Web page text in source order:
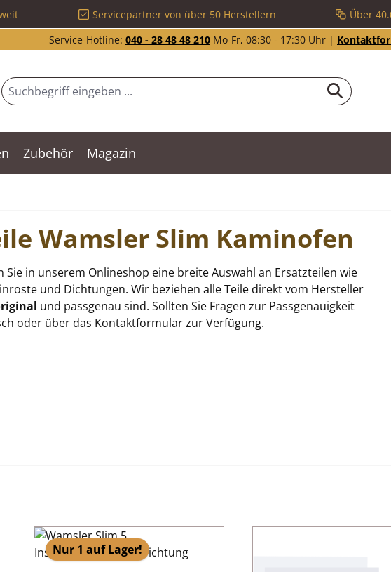
Servicepartner von über 50 Herstellern Über
Service-Hotline: 040 - 28 48 48 210 Mo-Fr, 08:30 - 17:30 Uhr |
Zubehör Magazin
Wamsler Slim Kaminofen
in unserem Onlineshop eine breite Auswahl an Ersatzteilen wie
und Dichtungen. Wir beziehen alle Teile direkt vom Hersteller
und passgenau sind. Sollten Sie Fragen zur Passgenauigkeit
oder über das Kontaktformular zur Verfügung.
Nur 1 auf Lager!